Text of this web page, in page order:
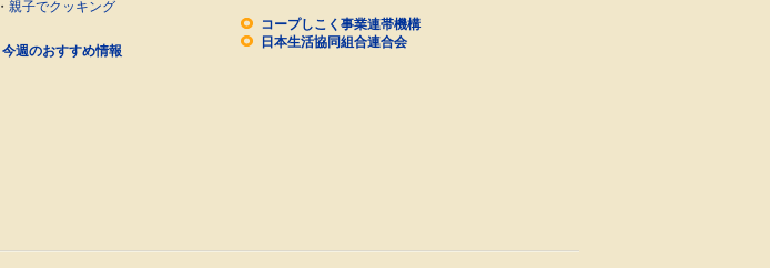
・ 親子でクッキング
今週のおすすめ情報
コープしこく事業連帯機構
日本生活協同組合連合会